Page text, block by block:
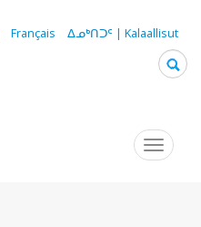
Français ᐃᓄᒃᑎᑐᑦ | Kalaallisut
Toggle